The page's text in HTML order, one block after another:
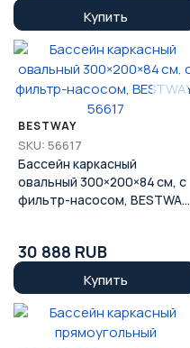
Купить
BESTWAY
SKU: 56617
Бассейн каркасный
овальный 300×200×84 см, с
фильтр-насосом, BESTWAY,
30 888 RUB
Купить